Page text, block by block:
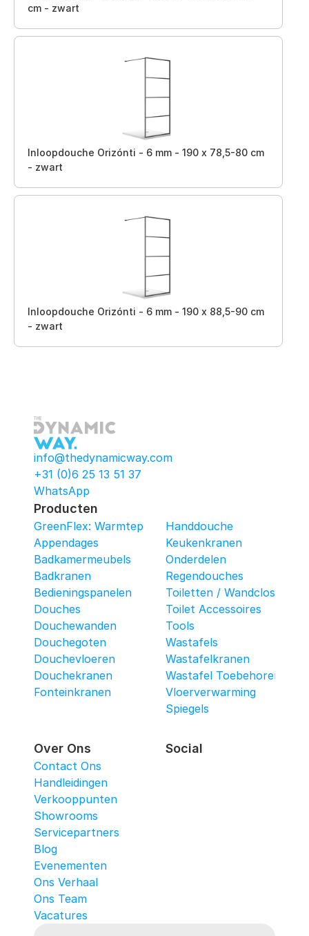
cm - zwart
Inloopdouche Orizónti - 6 mm - 190 x 78,5-80 cm
- zwart
Inloopdouche Orizónti - 6 mm - 190 x 88,5-90 cm
- zwart
info@thedynamicway.com
+31 (0)6 25 13 51 37
WhatsApp
Producten
GreenFlex: Warmtepomop-Box
Appendages
Badkamermeubels
Badkranen
Bedieningspanelen
Douches
Douchewanden
Douchegoten
Douchevloeren
Douchekranen
Fonteinkranen
Handdouche
Keukenkranen
Onderdelen
Regendouches
Toiletten / Wandcloset
Toilet Accessoires
Tools
Wastafels
Wastafelkranen
Wastafel Toebehoren
Vloerverwarming
Spiegels
Over Ons
Contact Ons
Handleidingen
Verkooppunten
Showrooms
Servicepartners
Blog
Evenementen
Ons Verhaal
Ons Team
Vacatures
Social